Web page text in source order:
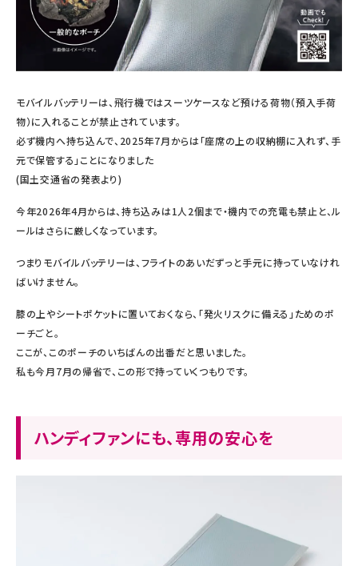
モバイルバッテリーは、飛行機ではスーツケースなど預ける荷物（預入手荷
物）に入れることが禁止されています。
必ず機内へ持ち込んで、2025年7月からは「座席の上の収納棚に入れず、手
元で保管する」ことになりました
(国土交通省の発表より)
今年2026年4月からは、持ち込みは1人2個まで・機内での充電も禁止と、ル
ールはさらに厳しくなっています。
つまりモバイルバッテリーは、フライトのあいだずっと手元に持っていなけれ
ばいけません。
膝の上やシートポケットに置いておくなら、「発火リスクに備える」ためのポ
ーチごと。
ここが、このポーチのいちばんの出番だと思いました。
私も今月7月の帰省で、この形で持っていくつもりです。
ハンディファンにも、専用の安心を